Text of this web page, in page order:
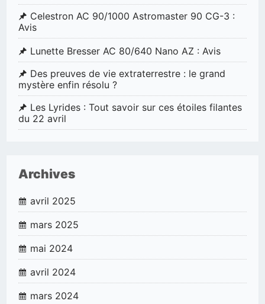
Celestron AC 90/1000 Astromaster 90 CG-3 :
Avis
Lunette Bresser AC 80/640 Nano AZ : Avis
Des preuves de vie extraterrestre : le grand
mystère enfin résolu ?
Les Lyrides : Tout savoir sur ces étoiles filantes
du 22 avril
Archives
avril 2025
mars 2025
mai 2024
avril 2024
mars 2024